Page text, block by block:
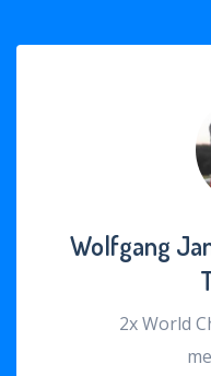
Wolfgang
2x World